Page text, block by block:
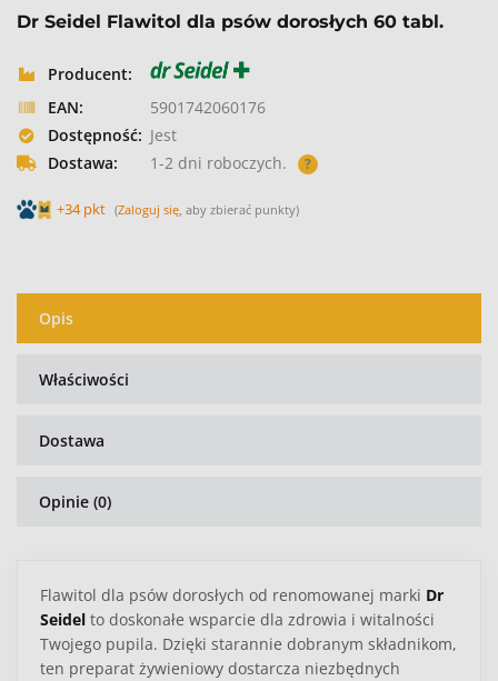
Dr Seidel Flawitol dla psów dorosłych 60 tabl.
Producent:
EAN:
5901742060176
Dostępność: Jest
Dostawa:
1-2 dni roboczych. ?
+34 pkt (Zaloguj się , aby zbierać punkty)
Opis
Właściwości
Dostawa
Opinie (0)
Flawitol dla psów dorosłych od renomowanej marki Dr
Seidel to doskonałe wsparcie dla zdrowia i witalności
Twojego pupila. Dzięki starannie dobranym składnikom,
ten preparat żywieniowy dostarcza niezbędnych